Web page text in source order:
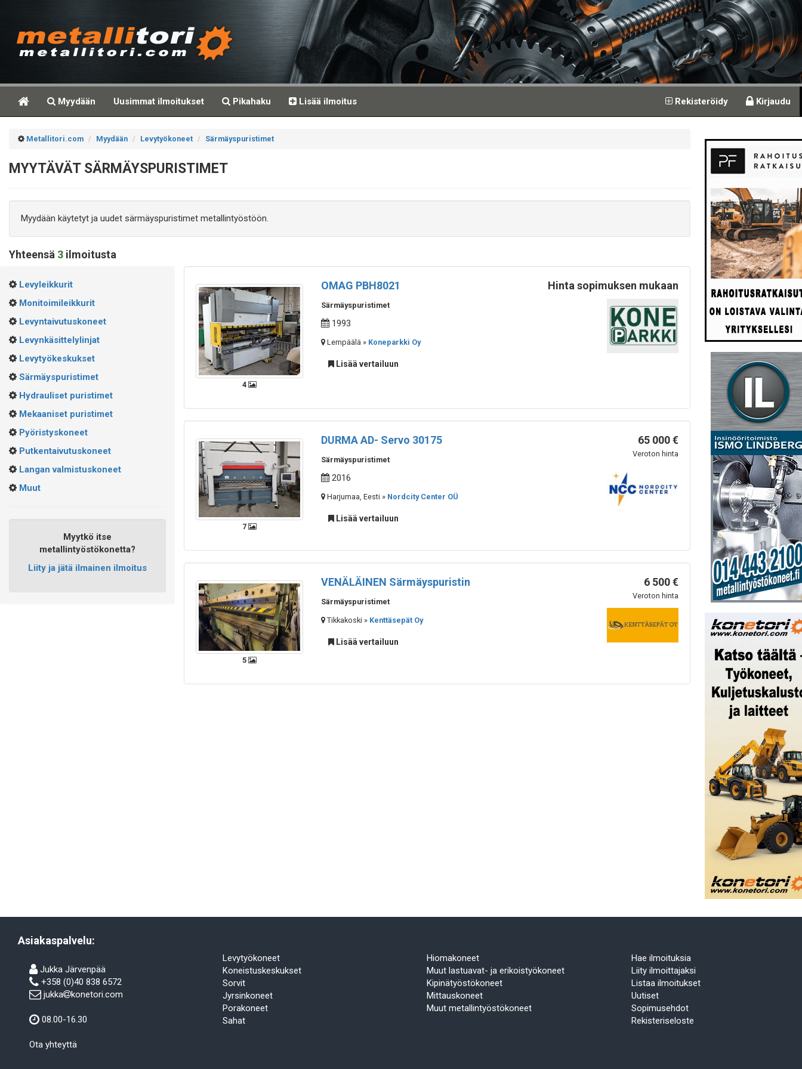
Myydään Uusimmat ilmoitukset Pikahaku Lisää ilmoitus Rekisteröidy Kirjaudu
Metallitori.com Myydään Levytyökoneet Särmäyspuristimet
MYYTÄVÄT SÄRMÄYSPURISTIMET
Myydään käytetyt ja uudet särmäyspuristimet metallintyöstöön.
Yhteensä 3 ilmoitusta
Levyleikkurit
Monitoimileikkurit
Levyntaivutuskoneet
Levynkäsittelylinjat
Levytyökeskukset
Särmäyspuristimet
Hydrauliset puristimet
Mekaaniset puristimet
Pyöristyskoneet
Putkentaivutuskoneet
Langan valmistuskoneet
Muut
Myytkö itse
metallintyöstökonetta?
Liity ja jätä ilmainen ilmoitus
4
OMAG PBH8021
Särmäyspuristimet
1993
Lempäälä » Koneparkki Oy
Lisää vertailuun
Hinta sopimuksen mukaan
7
DURMA AD- Servo 30175
Särmäyspuristimet
2016
Harjumaa, Eesti » Nordcity Center OÜ
Lisää vertailuun
65 000 €
Veroton hinta
5
VENÄLÄINEN Särmäyspuristin
Särmäyspuristimet
Tikkakoski » Kenttäsepät Oy
Lisää vertailuun
6 500 €
Veroton hinta
Asiakaspalvelu:
Jukka Järvenpää
+358 (0)40 838 6572
jukka
konetori.com
08.00-16.30
Ota yhteyttä
Levytyökoneet
Koneistuskeskukset
Sorvit
Jyrsinkoneet
Porakoneet
Sahat
Hiomakoneet
Muut lastuavat- ja erikoistyökoneet
Kipinätyöstökoneet
Mittauskoneet
Muut metallintyöstökoneet
Hae ilmoituksia
Liity ilmoittajaksi
Listaa ilmoitukset
Uutiset
Sopimusehdot
Rekisteriseloste